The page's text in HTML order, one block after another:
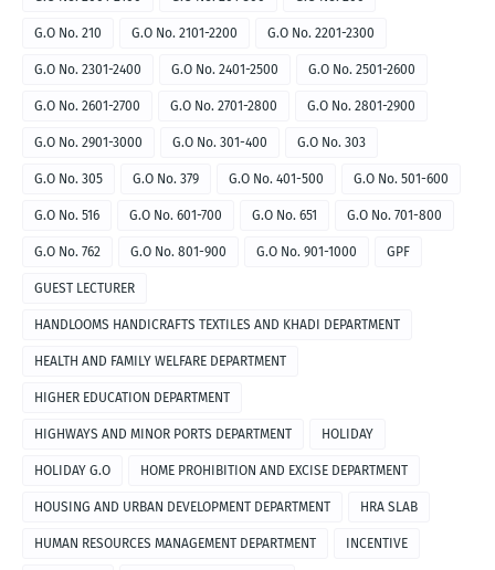
G.O No. 210 G.O No. 2101-2200 G.O No. 2201-2300
G.O No. 2301-2400 G.O No. 2401-2500 G.O No. 2501-2600
G.O No. 2601-2700 G.O No. 2701-2800 G.O No. 2801-2900
G.O No. 2901-3000 G.O No. 301-400 G.O No. 303
G.O No. 305 G.O No. 379 G.O No. 401-500 G.O No. 501-600
G.O No. 516 G.O No. 601-700 G.O No. 651 G.O No. 701-800
G.O No. 762 G.O No. 801-900 G.O No. 901-1000 GPF
GUEST LECTURER
HANDLOOMS HANDICRAFTS TEXTILES AND KHADI DEPARTMENT
HEALTH AND FAMILY WELFARE DEPARTMENT
HIGHER EDUCATION DEPARTMENT
HIGHWAYS AND MINOR PORTS DEPARTMENT HOLIDAY
HOLIDAY G.O HOME PROHIBITION AND EXCISE DEPARTMENT
HOUSING AND URBAN DEVELOPMENT DEPARTMENT HRA SLAB
HUMAN RESOURCES MANAGEMENT DEPARTMENT INCENTIVE